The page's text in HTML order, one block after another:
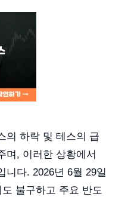
의 하락 및 테스의 급
며, 이러한 상황에서
니다. 2026년 6월 29일
불구하고 주요 반도